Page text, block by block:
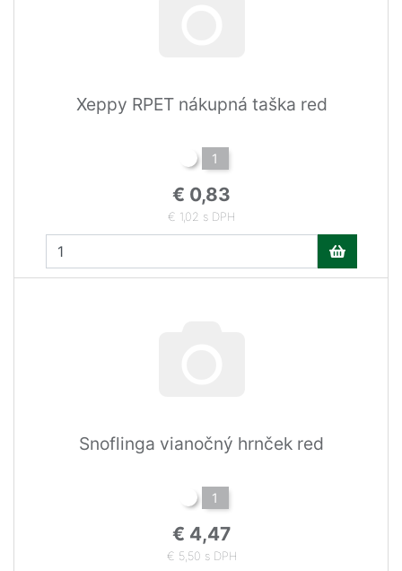
Xeppy RPET nákupná taška red
1
€ 0,83
€ 1,02 s DPH
Snoflinga vianočný hrnček red
1
€ 4,47
€ 5,50 s DPH